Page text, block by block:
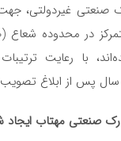
با رعایت
پس از ابلاغ
صنعتی مهتاب